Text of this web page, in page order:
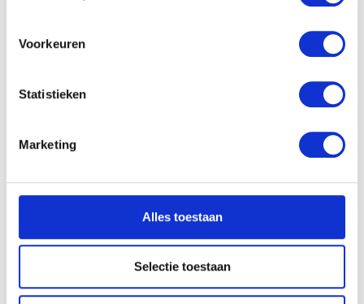
locatie, die tot een paar meter nauwkeurig kan zijn
scannen op specifieke eigenschappen (fingerprinting)
detailgedeeltein.
U kunt uw toestemming op elk moment wijzigen of
We gebruiken cookies om content en advertenties te
personaliseren, om functies voor social media te bieden
en om ons websiteverkeer te analyseren. Ook delen we
informatie over uw gebruik van onze site met onze
partners voor social media, adverteren en analyse. Deze
verzameld op basis van uw gebruik van hun services.
Voorkeuren
Statistieken
Marketing
Alles toestaan
Selectie toestaan